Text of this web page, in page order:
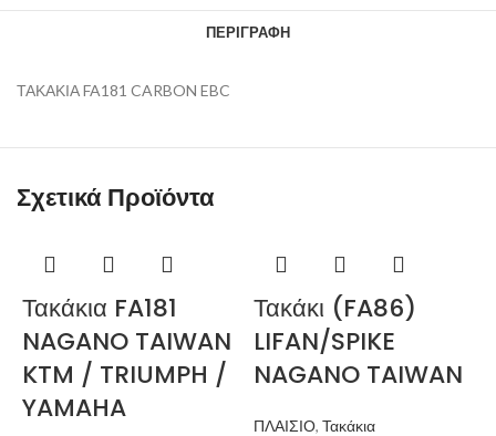
ΠΕΡΙΓΡΑΦΉ
ΤΑΚΑΚΙΑ FA181 CARBON EBC
Σχετικά Προϊόντα
Τακάκια FA181
NAGANO TAIWAN
KTM / TRIUMPH /
YAMAHA
Τακάκι (FA86)
LIFAN/SPIKE
NAGANO TAIWAN
ΠΛΑΙΣΙΟ, Τακάκια